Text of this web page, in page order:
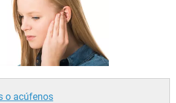
o acúfenos